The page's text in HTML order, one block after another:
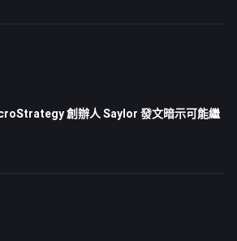
創辦人 Saylor 發文暗示可能繼